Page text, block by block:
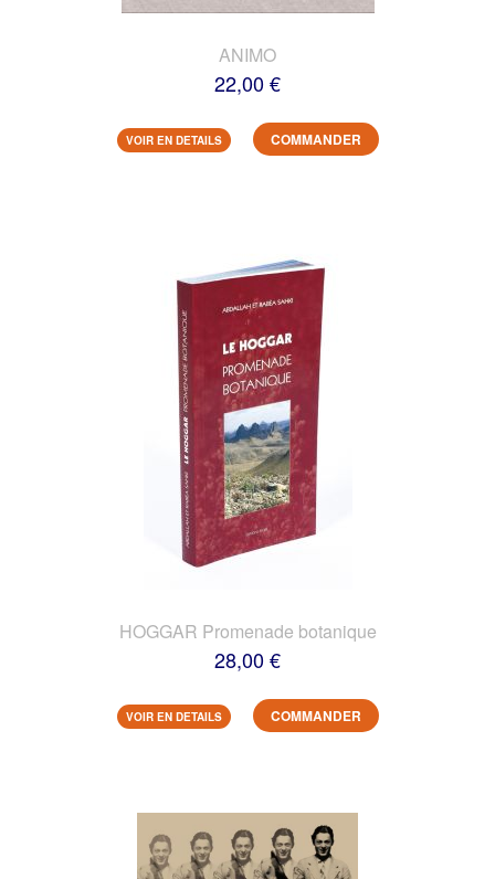
ANIMO
22,00 €
VOIR EN DETAILS COMMANDER
HOGGAR Promenade botanique
28,00 €
VOIR EN DETAILS COMMANDER